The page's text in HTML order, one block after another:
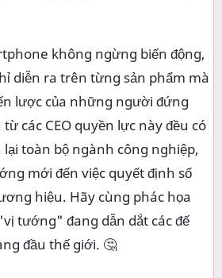
không ngừng biến động,
diễn ra trên từng sản phẩm mà
lược của những người đứng
các CEO quyền lực này đều có
toàn bộ ngành công nghiệp,
mới đến việc quyết định số
hiệu. Hãy cùng phác họa
tướng" đang dẫn dắt các đế
đầu thế giới. 🤔